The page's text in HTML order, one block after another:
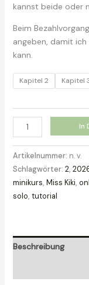
kannst beide oder
Beim
angeben, damit
kann.
Kapitel 2 Kapitel
Online
Kurs
-
Kapitel
In
Artikelnummer: n. v.
Schlagwörter: 2,
minikurs, Miss Kiki,
solo, tutorial
Beschreibung